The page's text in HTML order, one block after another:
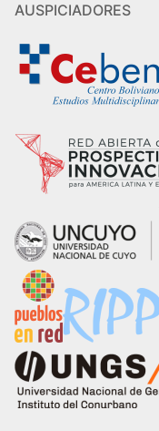
AUSPICIADORES